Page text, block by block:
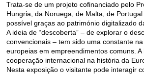
Trata-se de um projeto cofinanciado pelo
Hungria, da Noruega, de Malta, de
possível graças ao património digitalizado
A ideia de “descoberta” – de explorar o
convencionais – tem sido uma constante
europeias em empreendimentos comuns.
cooperação internacional na história da
Nesta exposição o visitante pode interagir